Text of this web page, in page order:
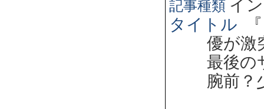
記事種類 イ
タイトル
優が激
最後
腕前？